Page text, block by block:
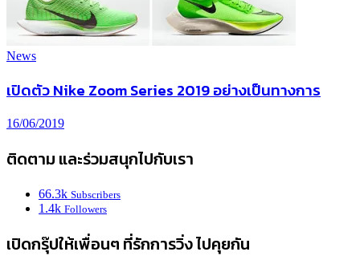
News
เปิดตัว Nike Zoom Series 2019 อย่างเป็นทางการ
16/06/2019
ติดตาม และร่วมสนุกไปกับเรา
66.3k Subscribers
1.4k Followers
เปิดกรุ๊ปให้เพื่อนๆ ที่รักการวิ่ง ไปคุยกัน